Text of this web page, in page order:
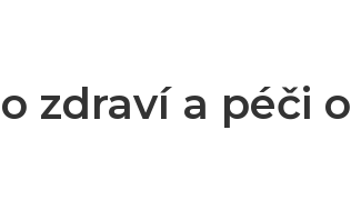
zdraví a péči o